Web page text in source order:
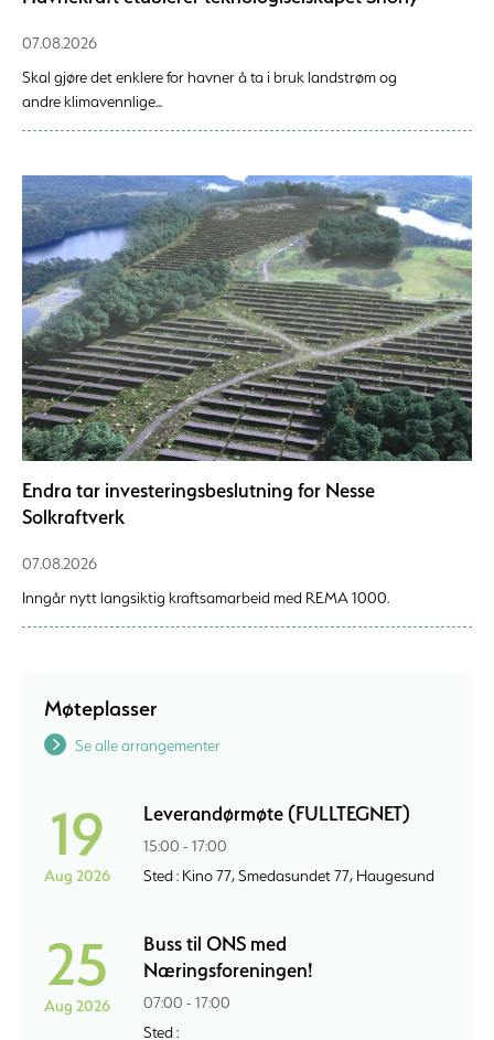
07.08.2026
Skal gjøre det enklere for havner å ta i bruk landstrøm og
andre klimavennlige...
Endra tar investeringsbeslutning for Nesse
Solkraftverk
07.08.2026
Inngår nytt langsiktig kraftsamarbeid med REMA 1000.
Møteplasser
Se alle arrangementer
19
Aug 2026
Leverandørmøte (FULLTEGNET)
15:00 - 17:00
Sted : Kino 77, Smedasundet 77, Haugesund
25
Aug 2026
Buss til ONS med
Næringsforeningen!
07:00 - 17:00
Sted :